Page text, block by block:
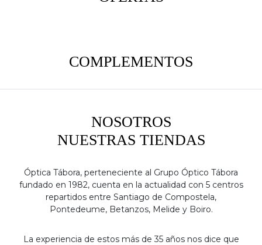
COMPLEMENTOS
NOSOTROS
NUESTRAS TIENDAS
Óptica Tábora, perteneciente al Grupo Óptico Tábora
fundado en 1982, cuenta en la actualidad con 5 centros
repartidos entre Santiago de Compostela,
Pontedeume, Betanzos, Melide y Boiro.
La experiencia de estos más de 35 años nos dice que